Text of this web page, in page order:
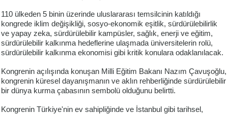
110 ülkeden 5 binin üzerinde uluslararası temsilcinin katıldığı
kongrede iklim değişikliği, sosyo-ekonomik eşitlik, sürdürülebilirlik
ve yapay zeka, sürdürülebilir kampüsler, sağlık, enerji ve eğitim,
sürdürülebilir kalkınma hedeflerine ulaşmada üniversitelerin rolü,
sürdürülebilir kalkınma ekonomisi gibi kritik konulara odaklanılacak.
Kongrenin açılışında konuşan Milli Eğitim Bakanı Nazım Çavuşoğlu,
kongrenin küresel dayanışmanın ve aklın rehberliğinde sürdürülebilir
bir dünya kurma çabasının sembolü olduğunu belirtti.
Kongrenin Türkiye'nin ev sahipliğinde ve İstanbul gibi tarihsel,